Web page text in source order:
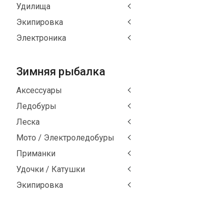
Удилища
Экипировка
Электроника
Зимняя рыбалка
Аксессуары
Ледобуры
Леска
Мото / Электроледобуры
Приманки
Удочки / Катушки
Экипировка